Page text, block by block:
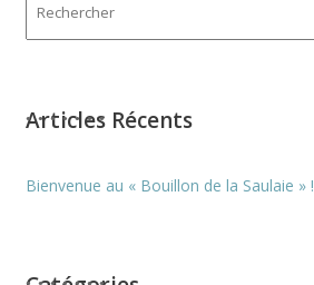
Articles Récents
Bienvenue au « Bouillon de la Saulaie » !